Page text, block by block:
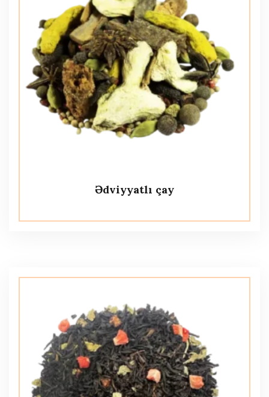
Ədviyyatlı çay